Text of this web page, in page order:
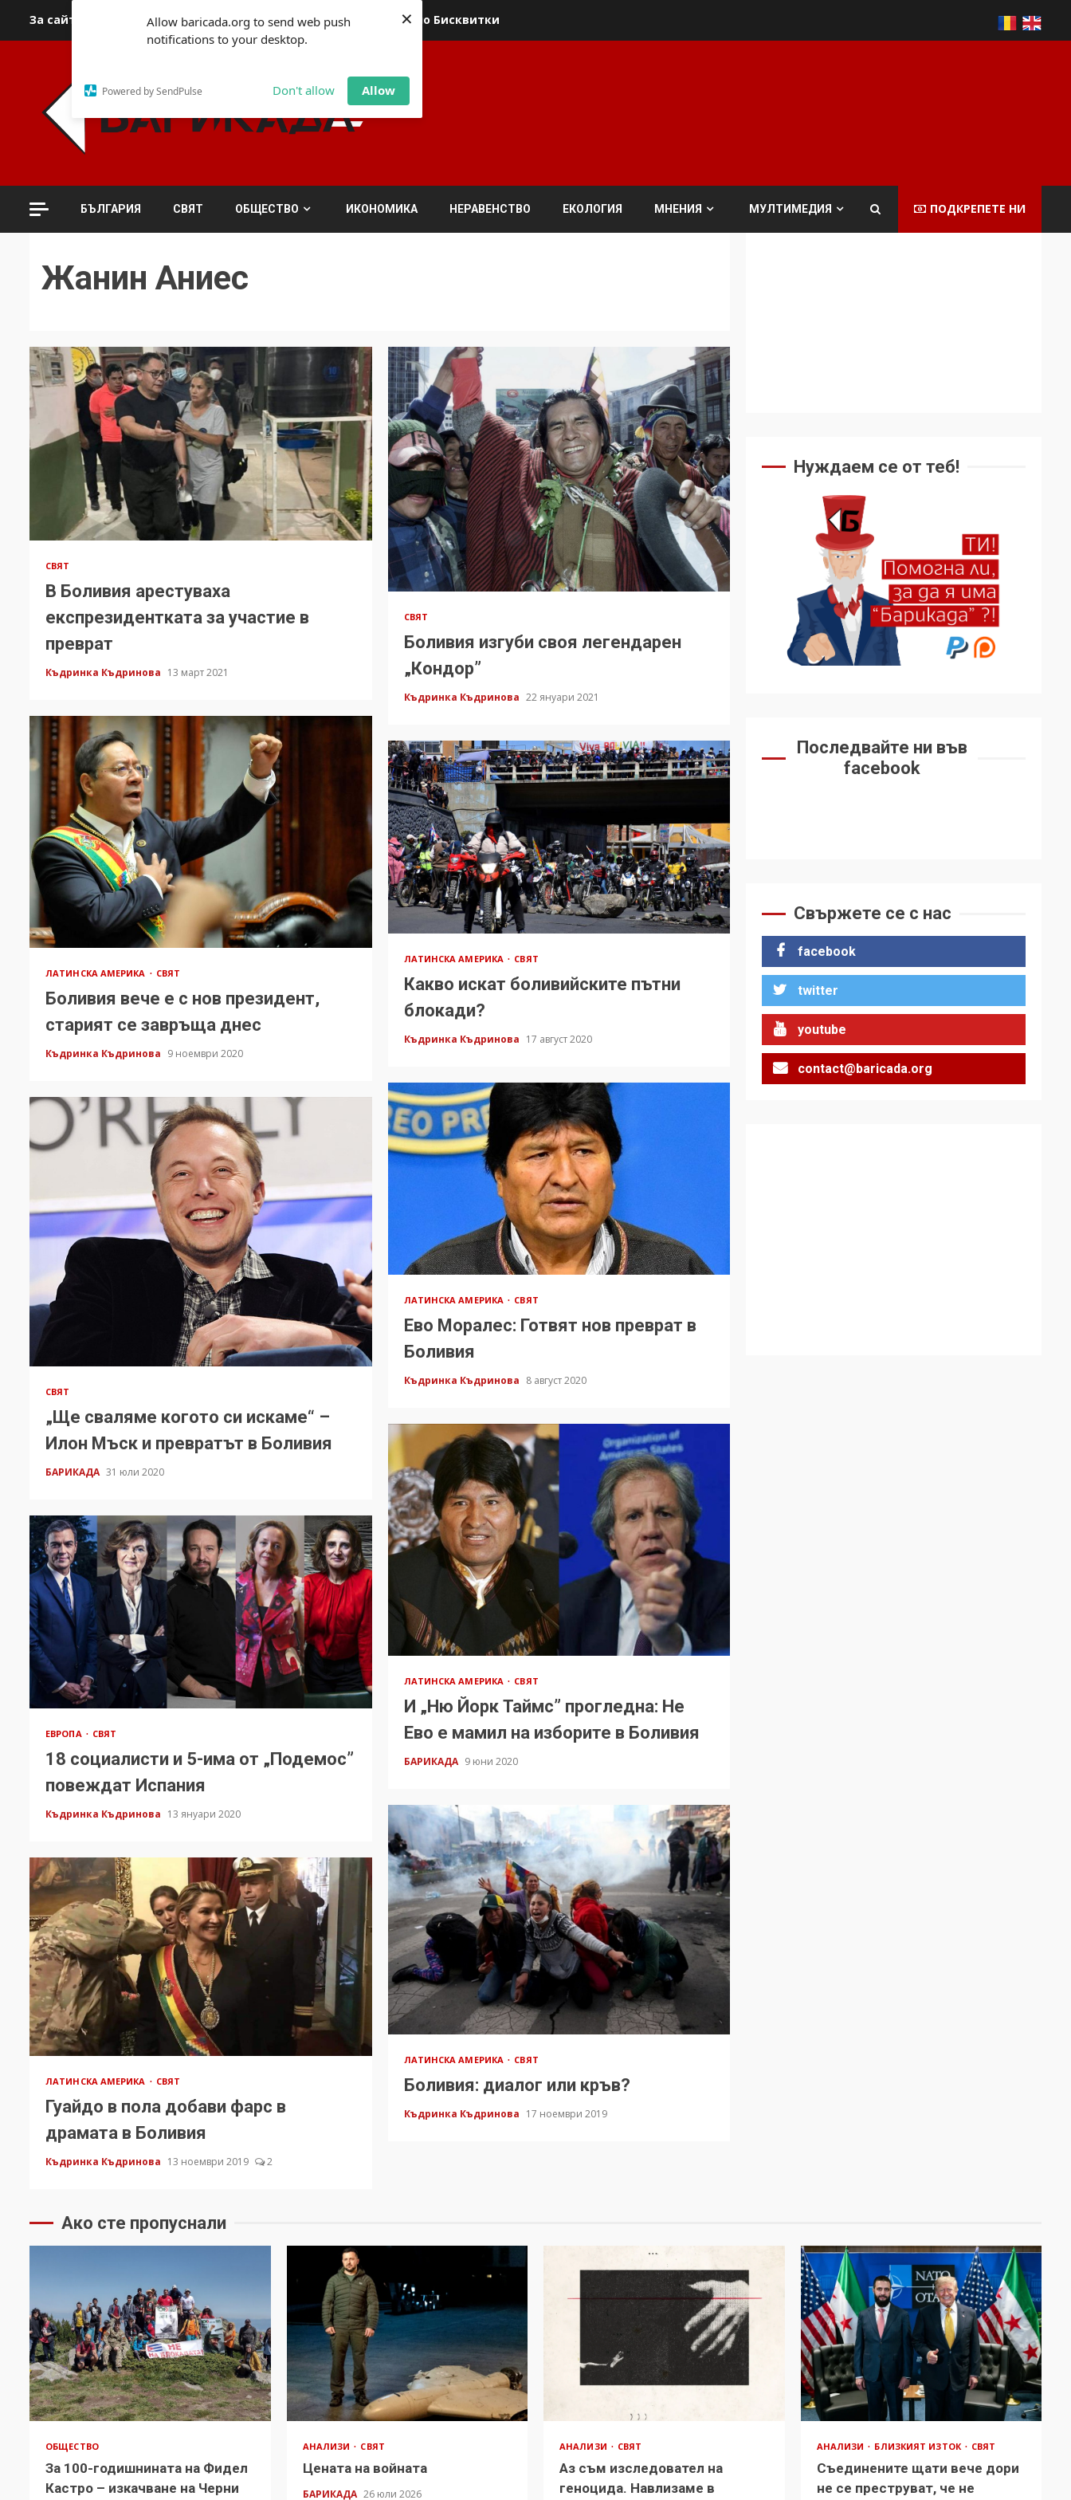
Allow baricada.org to send web push
notifications to your desktop.
Powered by SendPulse Don't allow Allow
×
За сайта За контакти За реклама Политика относно Бисквитки
БЪЛГАРИЯ СВЯТ ОБЩЕСТВО ИКОНОМИКА НЕРАВЕНСТВО ЕКОЛОГИЯ МНЕНИЯ МУЛТИМЕДИЯ ПОДКРЕПЕТЕ НИ
Жанин Аниес
СВЯТ
В Боливия арестуваха
експрезидентката за участие в
преврат
Къдринка Къдринова 13 март 2021
СВЯТ
Боливия изгуби своя легендарен
„Кондор”
Къдринка Къдринова 22 януари 2021
ЛАТИНСКА АМЕРИКА СВЯТ
Боливия вече е с нов президент,
старият се завръща днес
Къдринка Къдринова 9 ноември 2020
ЛАТИНСКА АМЕРИКА СВЯТ
Какво искат боливийските пътни
блокади?
Къдринка Къдринова 17 август 2020
ЛАТИНСКА АМЕРИКА СВЯТ
Ево Моралес: Готвят нов преврат в
Боливия
Къдринка Къдринова 8 август 2020
СВЯТ
„Ще сваляме когото си искаме“ –
Илон Мъск и превратът в Боливия
БАРИКАДА 31 юли 2020
ЛАТИНСКА АМЕРИКА СВЯТ
И „Ню Йорк Таймс” прогледна: Не
Eво е мамил на изборите в Боливия
БАРИКАДА 9 юни 2020
ЕВРОПА СВЯТ
18 социалисти и 5-има от „Подемос”
повеждат Испания
Къдринка Къдринова 13 януари 2020
ЛАТИНСКА АМЕРИКА СВЯТ
Боливия: диалог или кръв?
Къдринка Къдринова 17 ноември 2019
ЛАТИНСКА АМЕРИКА СВЯТ
Гуайдо в пола добави фарс в
драмата в Боливия
Къдринка Къдринова 13 ноември 2019 2
Нуждаем се от теб!
Последвайте ни във
facebook
Свържете се с нас
facebook
twitter
youtube
contact@baricada.org
Ако сте пропуснали
ОБЩЕСТВО
За 100-годишнината на Фидел
Кастро – изкачване на Черни
АНАЛИЗИ СВЯТ
Цената на войната
БАРИКАДА 26 юли 2026
АНАЛИЗИ СВЯТ
Аз съм изследовател на
геноцида. Навлизаме в
АНАЛИЗИ БЛИЗКИЯТ ИЗТОК СВЯТ
Съединените щати вече дори
не се преструват, че не